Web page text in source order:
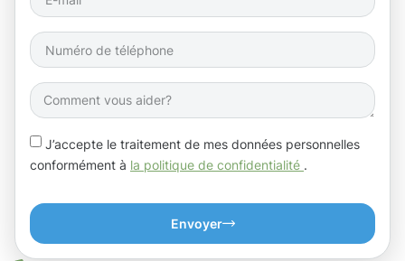
J’accepte le traitement de mes données personnelles
conformément à la politique de confidentialité .
Envoyer